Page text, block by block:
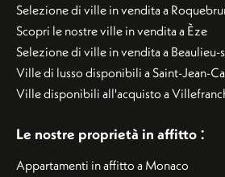
Selezione di ville in vendita a
Scopri le nostre ville in vendita a Èze
Selezione di ville in vendita a Beaulieu-
Ville di lusso disponibili a Saint-Jean-
Ville disponibili all'acquisto a
Le nostre proprietà in affitto :
Appartamenti in affitto a Monaco